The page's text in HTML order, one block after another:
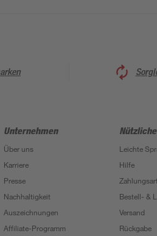
Unternehmen
Über uns
Karriere
Presse
Nachhaltigkeit
Auszeichnungen
Affiliate-Programm
Leichte
Hilfe
Bestell- &
Versand
Rückgabe